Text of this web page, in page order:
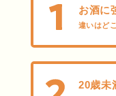
お酒に
違いはど
20歳未